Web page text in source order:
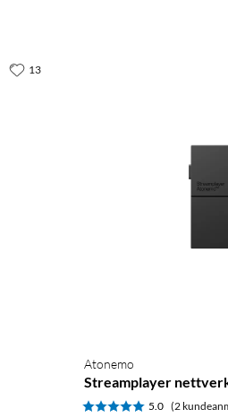
13
Atonemo
Streamplayer
5.0 (2